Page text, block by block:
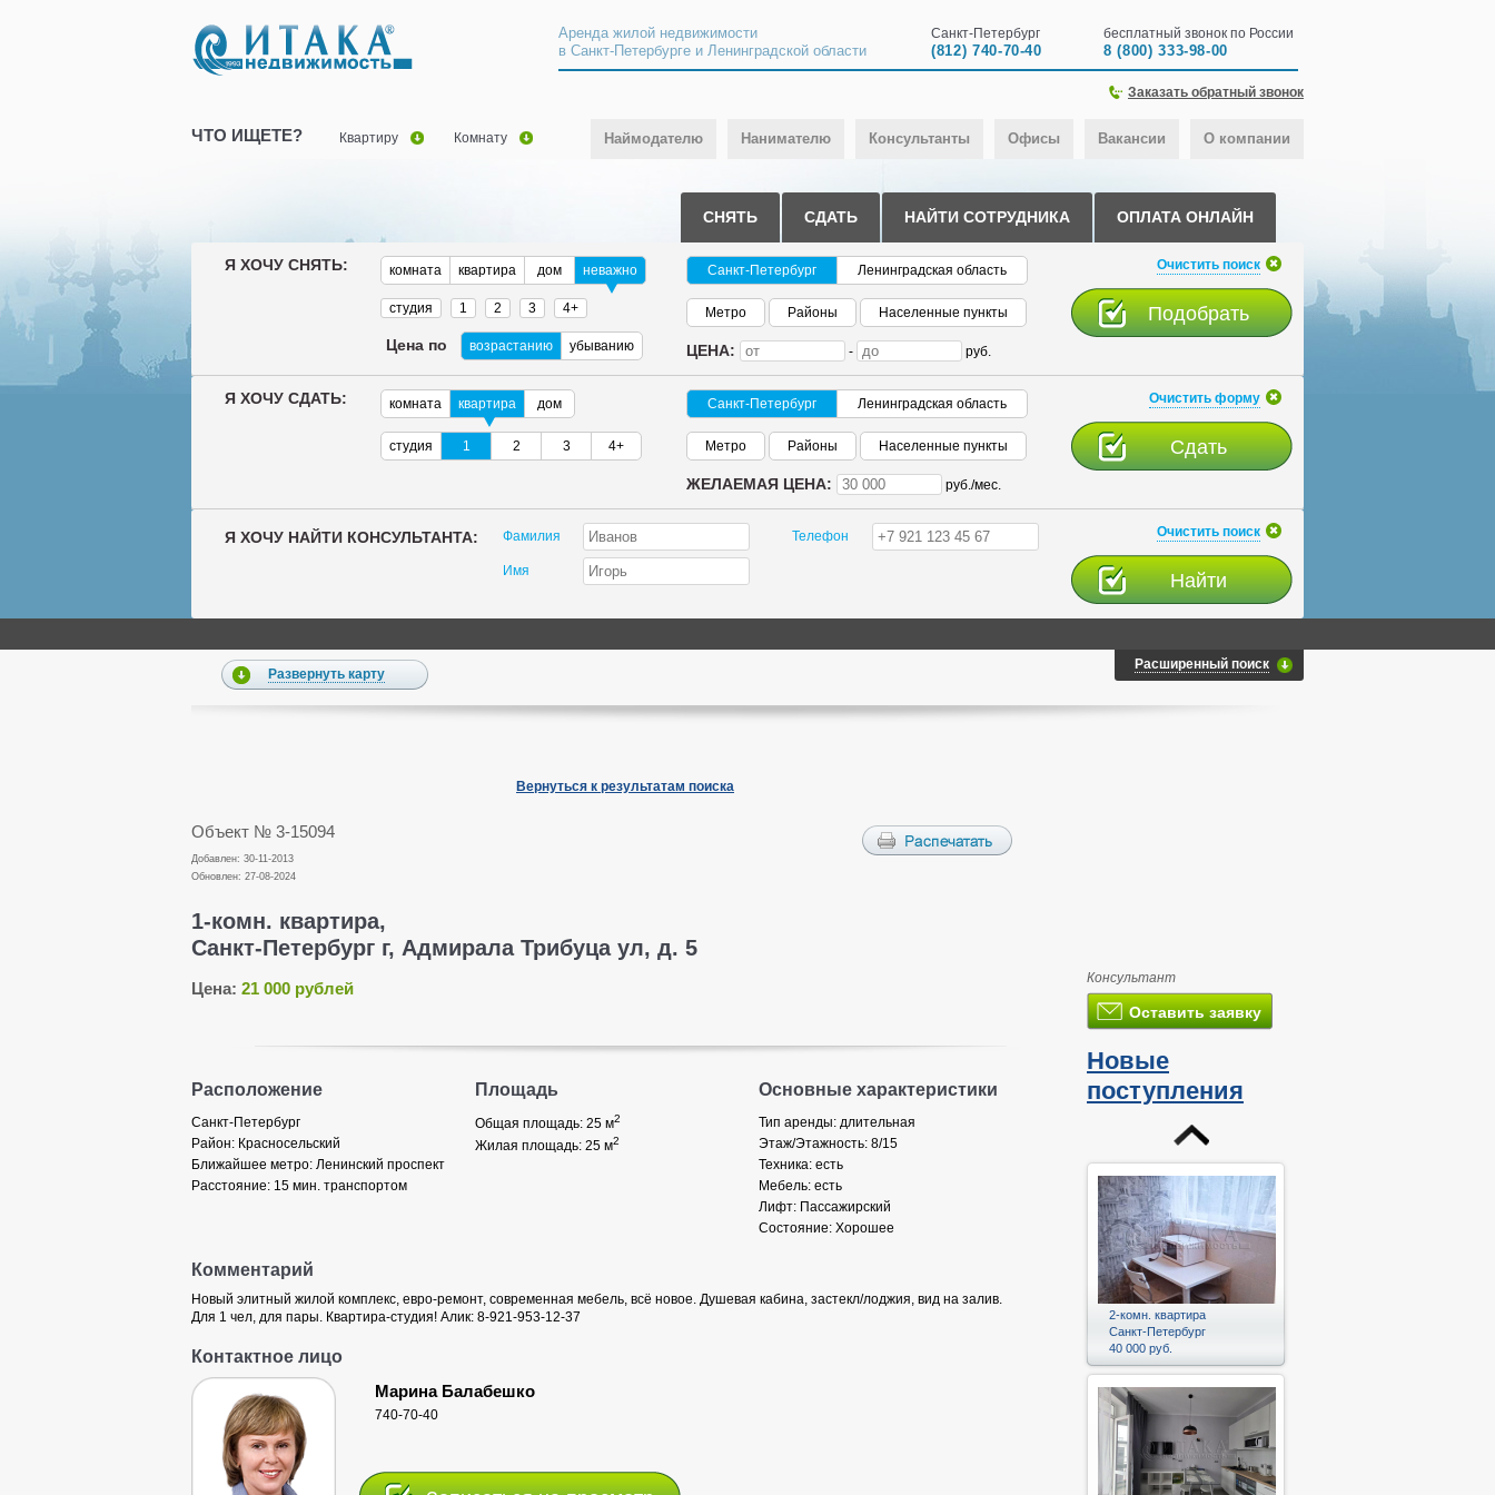
Аренда жилой недвижимости
в Санкт-Петербурге и Ленинградской области
Санкт-Петербург
(812) 740-70-40
бесплатный звонок по России
8 (800) 333-98-00
Заказать обратный звонок
ЧТО ИЩЕТЕ? Квартиру Комнату Наймодателю Нанимателю Консультанты Офисы Вакансии О компании
СНЯТЬ СДАТЬ НАЙТИ СОТРУДНИКА ОПЛАТА ОНЛАЙН
Я ХОЧУ СНЯТЬ: комната квартира дом неважно
студия 1 2 3 4+
Цена по возрастанию убыванию
Санкт-Петербург Ленинградская область
Метро Районы Населенные пункты
ЦЕНА: - руб.
Очистить поиск
Я ХОЧУ СДАТЬ: комната квартира дом
студия 1 2 3 4+
Санкт-Петербург Ленинградская область
Метро Районы Населенные пункты
ЖЕЛАЕМАЯ ЦЕНА: руб./мес.
Очистить форму
Я ХОЧУ НАЙТИ КОНСУЛЬТАНТА: Фамилия
Имя
Телефон Очистить поиск
Расширенный поиск
Развернуть карту
Вернуться к результатам поиска
Объект № 3-15094
Добавлен: 30-11-2013
Обновлен: 27-08-2024
1-комн. квартира,
Санкт-Петербург г, Адмирала Трибуца ул, д. 5
Цена: 21 000 рублей
Расположение
Санкт-Петербург
Район: Красносельский
Ближайшее метро: Ленинский проспект
Расстояние: 15 мин. транспортом
Площадь
Общая площадь: 25 м2
Жилая площадь: 25 м2
Основные характеристики
Тип аренды: длительная
Этаж/Этажность: 8/15
Техника: есть
Мебель: есть
Лифт: Пассажирский
Состояние: Хорошее
Комментарий
Новый элитный жилой комплекс, евро-ремонт, современная мебель, всё новое. Душевая кабина, застекл/лоджия, вид на залив.
Для 1 чел, для пары. Квартира-студия! Алик: 8-921-953-12-37
Контактное лицо
Марина Балабешко
740-70-40
Консультант
Оставить заявку
Новые
поступления
2-комн. квартира
Санкт-Петербург
40 000 руб.